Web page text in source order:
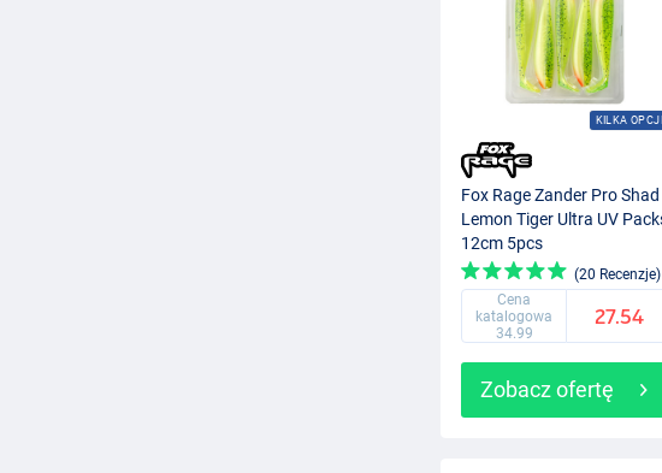
KILKA OPCJI
Fox Rage Zander Pro Shad
Lemon Tiger Ultra UV
12cm 5pcs
(20 Recenzje)
Cena
katalogowa
34.99
27.54
Zobacz ofertę